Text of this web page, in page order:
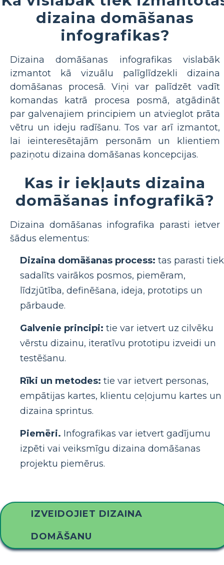
dizaina domāšanas
infografikas?
Dizaina domāšanas infografikas vislabāk
izmantot kā vizuālu palīglīdzekli dizaina
domāšanas procesā. Viņi var palīdzēt vadīt
komandas katrā procesa posmā, atgādināt
par galvenajiem principiem un atvieglot prāta
vētru un ideju radīšanu. Tos var arī izmantot,
lai ieinteresētajām personām un klientiem
paziņotu dizaina domāšanas koncepcijas.
Kas ir iekļauts dizaina
domāšanas infografikā?
Dizaina domāšanas infografika parasti ietver
šādus elementus:
Dizaina domāšanas process: tas parasti tiek
sadalīts vairākos posmos, piemēram,
līdzjūtība, definēšana, ideja, prototips un
pārbaude.
Galvenie principi: tie var ietvert uz cilvēku
vērstu dizainu, iteratīvu prototipu izveidi un
testēšanu.
Rīki un metodes: tie var ietvert personas,
empātijas kartes, klientu ceļojumu kartes un
dizaina sprintus.
Piemēri. Infografikas var ietvert gadījumu
izpēti vai veiksmīgu dizaina domāšanas
projektu piemērus.
IZVEIDOJIET DIZAINA
DOMĀŠANU